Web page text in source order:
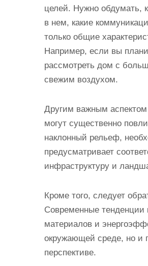
целей. Нужно обдумать,
в нем, какие
только общие
Например, если вы
рассмотреть дом с
свежим воздухом.
Другим важным аспектом
могут существенно
наклонный рельеф,
предусматривает
инфраструктуру и
Кроме того, следует
Современные тенденции
материалов и
окружающей среде, но и
перспективе.